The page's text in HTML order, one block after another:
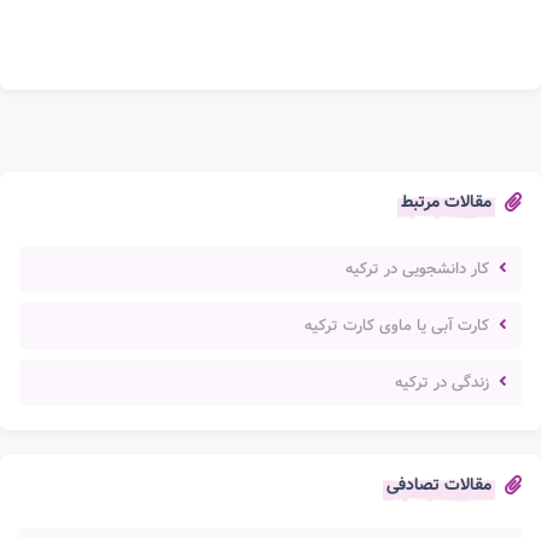
مقالات مرتبط
کار دانشجویی در ترکیه
کارت آبی یا ماوی کارت ترکیه
زندگی در ترکیه
مقالات تصادفی